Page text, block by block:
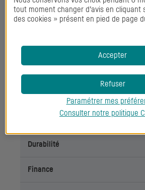
Vente
Savoirs
Conformité
Durabilité
Finance
tout moment changer d’avis en cliquant
des cookies » présent en pied de page
Accepter
Refuser
Paramétrer mes
Consulter notre politique